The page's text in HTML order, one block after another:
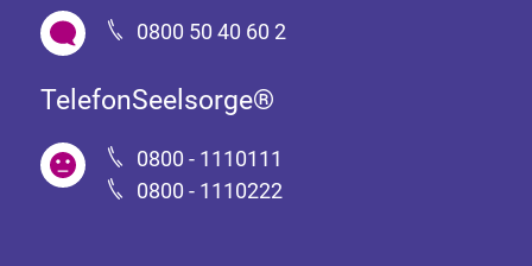
0800 50 40 60 2
TelefonSeelsorge®
0800 - 1110111
0800 - 1110222